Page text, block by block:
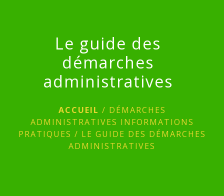
Le guide des
démarches
administratives
ACCUEIL / DÉMARCHES
ADMINISTRATIVES INFORMATIONS
PRATIQUES / LE GUIDE DES DÉMARCHES
ADMINISTRATIVES